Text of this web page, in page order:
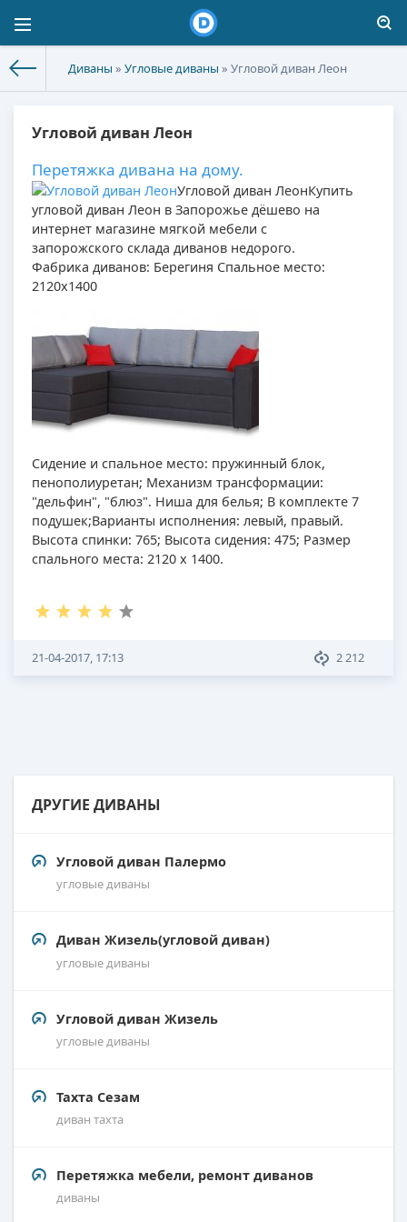
Диваны » Угловые диваны » Угловой диван Леон
Угловой диван Леон
Перетяжка дивана на дому.
Угловой диван ЛеонКупить
угловой диван Леон в Запорожье дёшево на
интернет магазине мягкой мебели с
запорожского склада диванов недорого.
Фабрика диванов: Берегиня Спальное место:
2120х1400
Сидение и спальное место: пружинный блок,
пенополиуретан; Механизм трансформации:
"дельфин", "блюз". Ниша для белья; В комплекте 7
подушек;Варианты исполнения: левый, правый.
Высота спинки: 765; Высота сидения: 475; Размер
спального места: 2120 х 1400.
2 212
21-04-2017, 17:13
ДРУГИЕ ДИВАНЫ
Угловой диван Палермо
угловые диваны
Диван Жизель(угловой диван)
угловые диваны
Угловой диван Жизель
угловые диваны
Тахта Сезам
диван тахта
Перетяжка мебели, ремонт диванов
диваны